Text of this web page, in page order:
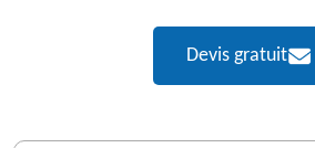
Devis gratuit